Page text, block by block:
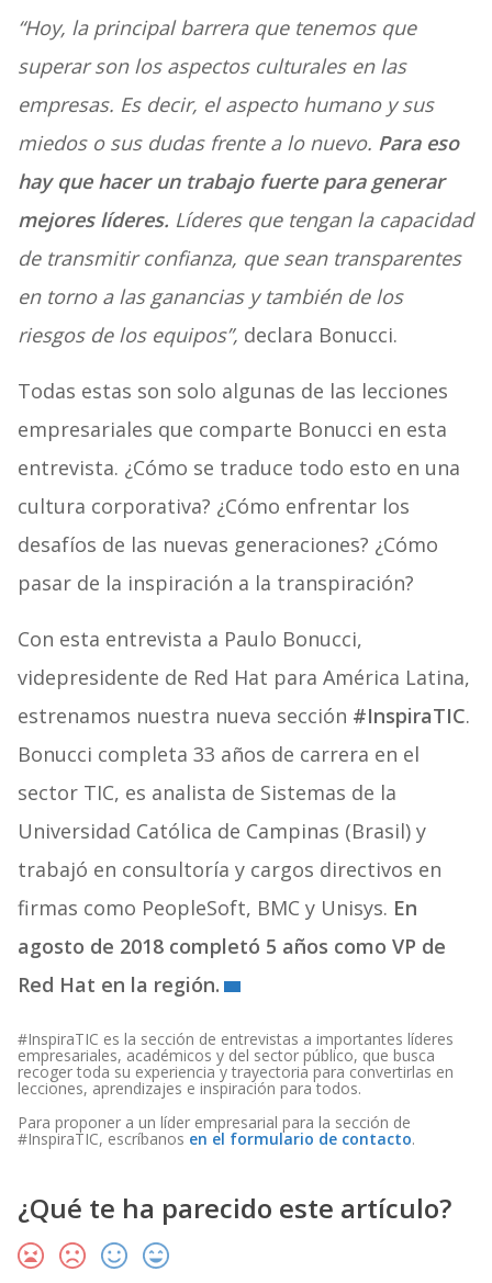
“Hoy, la principal barrera que tenemos que
superar son los aspectos culturales en las
empresas. Es decir, el aspecto humano y sus
miedos o sus dudas frente a lo nuevo. Para eso
hay que hacer un trabajo fuerte para generar
mejores líderes. Líderes que tengan la capacidad
de transmitir confianza, que sean transparentes
en torno a las ganancias y también de los
riesgos de los equipos”, declara Bonucci.
Todas estas son solo algunas de las lecciones
empresariales que comparte Bonucci en esta
entrevista. ¿Cómo se traduce todo esto en una
cultura corporativa? ¿Cómo enfrentar los
desafíos de las nuevas generaciones? ¿Cómo
pasar de la inspiración a la transpiración?
Con esta entrevista a Paulo Bonucci,
videpresidente de Red Hat para América Latina,
estrenamos nuestra nueva sección #InspiraTIC.
Bonucci completa 33 años de carrera en el
sector TIC, es analista de Sistemas de la
Universidad Católica de Campinas (Brasil) y
trabajó en consultoría y cargos directivos en
firmas como PeopleSoft, BMC y Unisys. En
agosto de 2018 completó 5 años como VP de
Red Hat en la región.
#InspiraTIC es la sección de entrevistas a importantes líderes
empresariales, académicos y del sector público, que busca
recoger toda su experiencia y trayectoria para convertirlas en
lecciones, aprendizajes e inspiración para todos.
Para proponer a un líder empresarial para la sección de
#InspiraTIC, escríbanos en el formulario de contacto.
¿Qué te ha parecido este artículo?